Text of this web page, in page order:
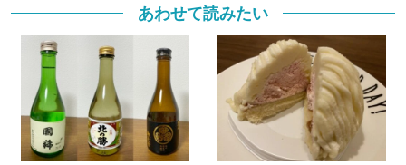
あわせて読みたい